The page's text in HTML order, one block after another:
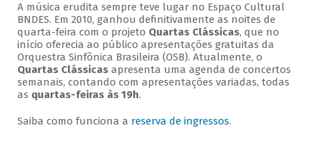
A música erudita sempre teve lugar no Espaço Cultural
BNDES. Em 2010, ganhou definitivamente as noites de
quarta-feira com o projeto Quartas Clássicas, que no
início oferecia ao público apresentações gratuitas da
Orquestra Sinfônica Brasileira (OSB). Atualmente, o
Quartas Clássicasapresenta uma agenda de concertos
semanais, contando com apresentações variadas, todas
as quartas-feiras às 19h.
Saiba como funciona a reserva de ingressos.